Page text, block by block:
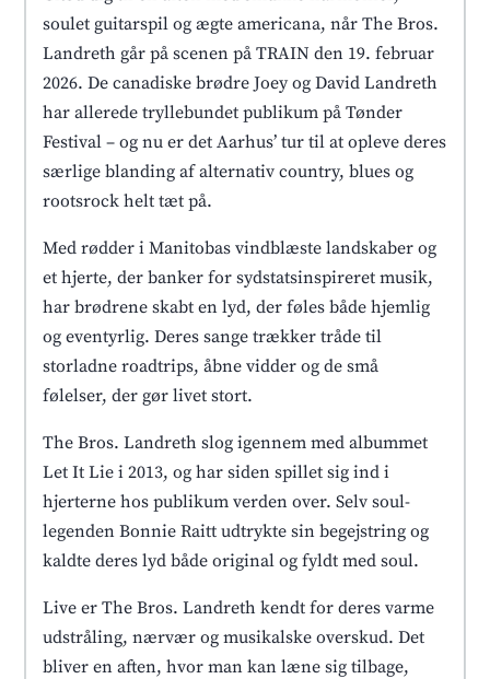
soulet guitarspil og ægte americana, når The Bros.
Landreth går på scenen på TRAIN den 19. februar
2026. De canadiske brødre Joey og David Landreth
har allerede tryllebundet publikum på Tønder
Festival – og nu er det Aarhus’ tur til at opleve deres
særlige blanding af alternativ country, blues og
rootsrock helt tæt på.
Med rødder i Manitobas vindblæste landskaber og
et hjerte, der banker for sydstatsinspireret musik,
har brødrene skabt en lyd, der føles både hjemlig
og eventyrlig. Deres sange trækker tråde til
storladne roadtrips, åbne vidder og de små
følelser, der gør livet stort.
The Bros. Landreth slog igennem med albummet
Let It Lie i 2013, og har siden spillet sig ind i
hjerterne hos publikum verden over. Selv soul-
legenden Bonnie Raitt udtrykte sin begejstring og
kaldte deres lyd både original og fyldt med soul.
Live er The Bros. Landreth kendt for deres varme
udstråling, nærvær og musikalske overskud. Det
bliver en aften, hvor man kan læne sig tilbage,